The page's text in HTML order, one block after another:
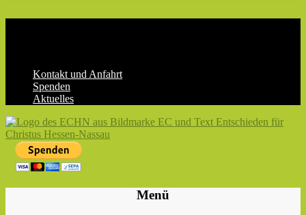
Kontakt und Anfahrt
Spenden
Aktuelles
ECHN
EC-
Menü